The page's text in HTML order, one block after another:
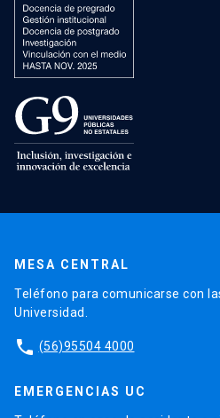
MESA CENTRAL
Teléfono para comunicarse con
Universidad.
phone (56)95504 4000
EMERGENCIAS UC